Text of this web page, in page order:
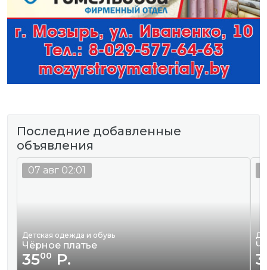
Последние добавленные
объявления
Детская одежда и обувь
Чёрное платье
3500Р.
07 авг 02:01